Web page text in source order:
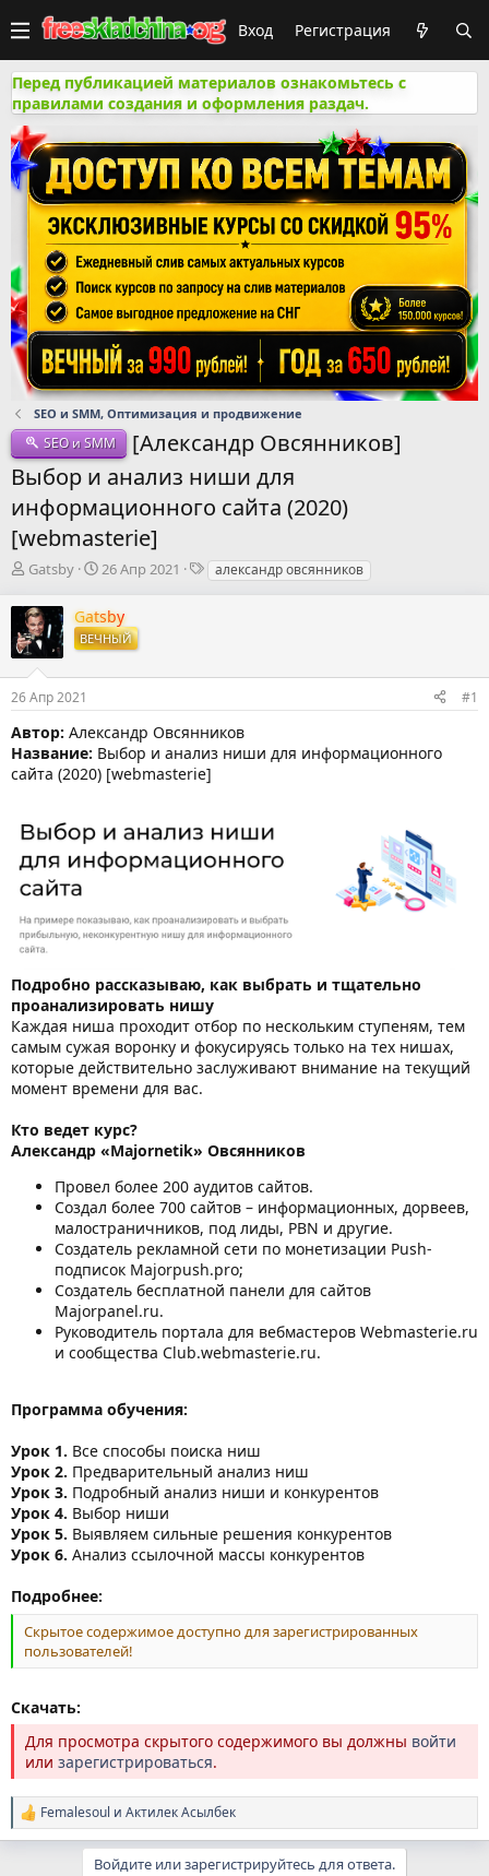
Вход Регистрация
Перед публикацией материалов ознакомьтесь с
правилами создания и оформления раздач.
SEO и SMM, Оптимизация и продвижение
SEO и SMM
[Александр Овсянников]
Выбор и анализ ниши для
информационного сайта (2020)
[webmasterie]
А
т
о
р
м
ы
Gatsby
Д
т
а
н
а
л
а
26 Апр 2021
Талександр овсянников
Gatsby
ВЕЧНЫЙ
26 Апр 2021 #1
Автор: Александр Овсянников
Название: Выбор и анализ ниши для информационного
сайта (2020) [webmasterie]
Подробно рассказываю, как выбрать и тщательно
проанализировать нишу
Каждая ниша проходит отбор по нескольким ступеням, тем
самым сужая воронку и фокусируясь только на тех нишах,
которые действительно заслуживают внимание на текущий
момент времени для вас.
Кто ведет курс?
Александр «Majornetik» Овсянников
Провел более 200 аудитов сайтов.
Создал более 700 сайтов – информационных, дорвеев,
малостраничников, под лиды, PBN и другие.
Создатель рекламной сети по монетизации Push-
подписок Majorpush.pro;
Создатель бесплатной панели для сайтов
Majorpanel.ru.
Руководитель портала для вебмастеров Webmasterie.ru
и сообщества Club.webmasterie.ru.
Программа обучения:
Урок 1. Все способы поиска ниш
Урок 2. Предварительный анализ ниш
Урок 3. Подробный анализ ниши и конкурентов
Урок 4. Выбор ниши
Урок 5. Выявляем сильные решения конкурентов
Урок 6. Анализ ссылочной массы конкурентов
Подробнее:
Скрытое содержимое доступно для зарегистрированных
пользователей!
Скачать:
Для просмотра скрытого содержимого вы должны войти
или зарегистрироваться.
Р
е
Femalesoul и Актилек Асылбек
Войдите или зарегистрируйтесь для ответа.